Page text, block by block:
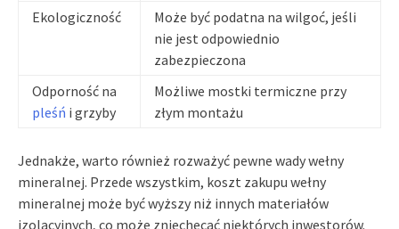
Ekologiczność
Może być podatna na wilgoć, jeśli
nie jest odpowiednio
zabezpieczona
Odporność na
pleśń i grzyby
Możliwe mostki termiczne przy
złym montażu
Jednakże, warto również rozważyć pewne wady wełny
mineralnej. Przede wszystkim, koszt zakupu wełny
mineralnej może być wyższy niż innych materiałów
izolacyjnych, co może zniechęcać niektórych inwestorów.